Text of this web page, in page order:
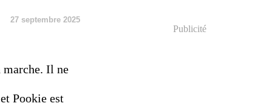
27 septembre 2025
marche. Il ne
Pookie est
Publicité